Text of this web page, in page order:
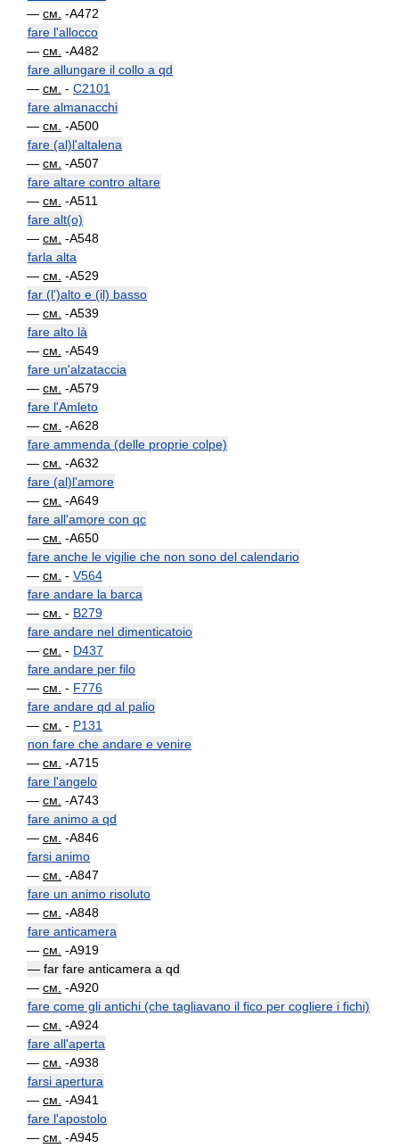
— см. -A472
fare l'allocco
— см. -A482
fare allungare il collo a qd
— см. - C2101
fare almanacchi
— см. -A500
fare (al)l'altalena
— см. -A507
fare altare contro altare
— см. -A511
fare alt(o)
— см. -A548
farla alta
— см. -A529
far (l')alto e (il) basso
— см. -A539
fare alto là
— см. -A549
fare un'alzataccia
— см. -A579
fare l'Amleto
— см. -A628
fare ammenda (delle proprie colpe)
— см. -A632
fare (al)l'amore
— см. -A649
fare all'amore con qc
— см. -A650
fare anche le vigilie che non sono del calendario
— см. - V564
fare andare la barca
— см. - B279
fare andare nel dimenticatoio
— см. - D437
fare andare per filo
— см. - F776
fare andare qd al palio
— см. - P131
non fare che andare e venire
— см. -A715
fare l'angelo
— см. -A743
fare animo a qd
— см. -A846
farsi animo
— см. -A847
fare un animo risoluto
— см. -A848
fare anticamera
— см. -A919
— far fare anticamera a qd
— см. -A920
fare come gli antichi (che tagliavano il fico per cogliere i fichi)
— см. -A924
fare all'aperta
— см. -A938
farsi apertura
— см. -A941
fare l'apostolo
— см. -A945